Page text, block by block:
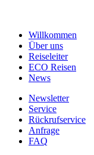
Willkommen
Über uns
Reiseleiter
ECO Reisen
News
Newsletter
Service
Rückrufservice
Anfrage
FAQ